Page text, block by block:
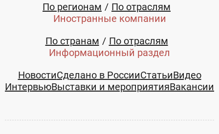
По регионам
По отраслям
Иностранные компании
По странам
По отраслям
Информационный раздел
НовостиСделано в РоссииСтатьиВидео
ИнтервьюВыставки и мероприятияВакансии